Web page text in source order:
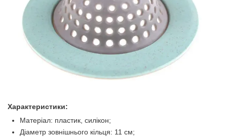
Характеристики:
Матеріал: пластик, силікон;
Діаметр зовнішнього кільця: 11 см;